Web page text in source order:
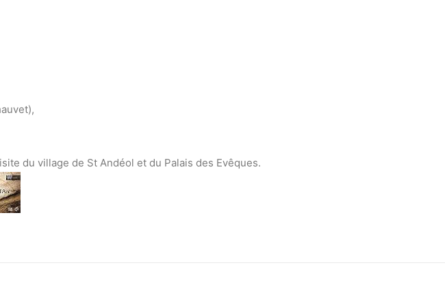
du village de St Andéol et du Palais des Evêques.